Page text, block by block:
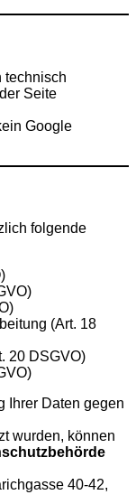
technisch
Seite
Google
folgende
(Art. 18
20 DSGVO)
Ihrer Daten gegen
wurden, können
40-42,